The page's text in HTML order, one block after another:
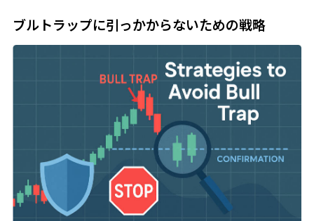
ブルトラップに引っかからないための戦略